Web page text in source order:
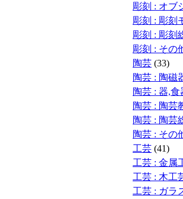
彫刻 : オブ
彫刻 : 彫刻
彫刻 : 彫刻
彫刻 : その
陶芸 (33)
陶芸 : 陶磁
陶芸 : 器,食
陶芸 : 陶芸
陶芸 : 陶芸
陶芸 : その
工芸 (41)
工芸 : 金属
工芸 : 木工
工芸 : ガラ